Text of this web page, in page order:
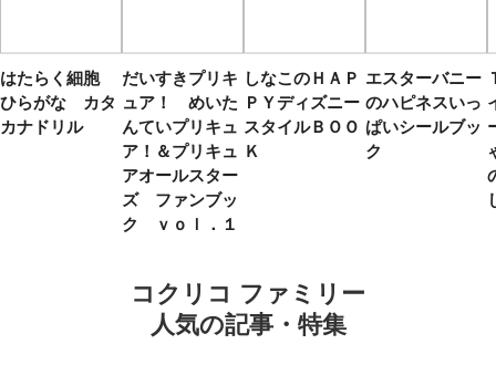
はたらく細胞
ひらがな カタ
カナドリル
だいすきプリキ
ュア！ めいた
んていプリキュ
ア！＆プリキュ
アオールスター
ズ ファンブッ
ク ｖｏｌ．１
しなこのＨＡＰ
ＰＹディズニー
スタイルＢＯＯ
Ｋ
エスターバニー
のハピネスいっ
ぱいシールブッ
ク
コクリコ ファミリー
人気の記事・特集